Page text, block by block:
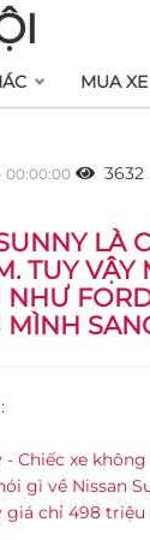
MUA XE
- 00:00:00
LÀ
TUY
MÌNH
- Chiếc xe
gì về Nissan
giá chỉ 498